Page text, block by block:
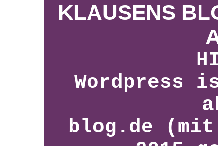
KLAUSENS
Wordpress
blog.de